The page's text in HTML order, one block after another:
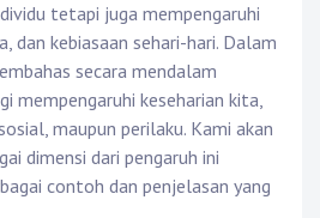
tetapi juga mempengaruhi
dan kebiasaan sehari-hari. Dalam
secara mendalam
mempengaruhi keseharian kita,
maupun perilaku. Kami akan
dimensi dari pengaruh ini
contoh dan penjelasan yang